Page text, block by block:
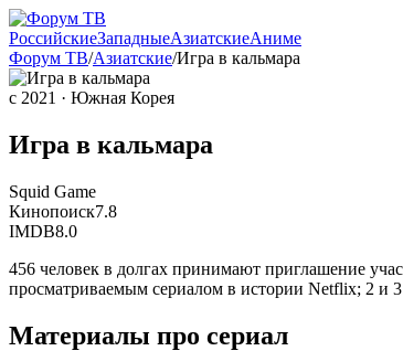
РоссийскиеЗападныеАзиатскиеАниме
Форум ТВ/Азиатские/Игра в кальмара
с 2021 · Южная Корея
Игра в кальмара
Squid Game
Кинопоиск7.8
IMDB8.0
456 человек в долгах принимают приглашение
просматриваемым сериалом в истории Netflix; 2 и
Материалы про сериал